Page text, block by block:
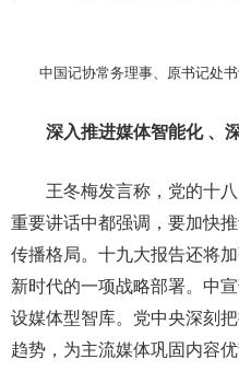
中国记协常务理事、原书记处书
深入推进媒体智能化 、深
王冬梅发言称，党的十八
重要讲话中都强调，要加快
传播格局。十九大报告还将
新时代的一项战略部署。中
设媒体型智库。党中央深刻
趋势，为主流媒体巩固内容